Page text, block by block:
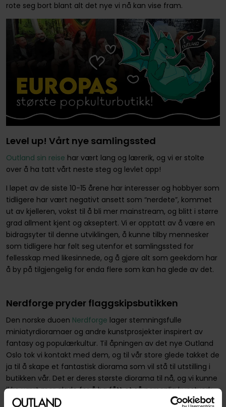
rote seg bort blant alt det nye vi nå kan vise fram.
Level up! Vårt nye samlingssted
Outland sin reise har vært lang og lærerik, og vi er stolte
over å ha tatt vårt neste steg og levlet opp!
I løpet av de siste 10-15 årene har interesser og hobbyer som
tidligere har vært negativt ansett som “nerdete”, kommet
ut av kjelleren, vokst til å bli mer mainstream, og blitt i større
grad allment kjent og akseptert. Vi er opptatt av å være en
bidragsyter til denne utviklingen, å kunne tilby mennesker
som tidligere har følt seg utenfor et samlingssted for
fellesskap med likesinnede, og å gjøre alt som geekdom har
å by på tilgjengelig for enda flere som kan ha glede av det.
Nerdforge pryder flaggskipsbutikken
Den norske duoen Nerdforge lager stemningsfulle
miniatyrdioramaer og andre kunstprosjekter inspirert av
fantasy og populærkultur. Til åpningen av det nye Outland
Oslo tok vi kontakt med dem, og til vår store glede takket de
ja til å skape et fantastisk diorama som vil stå til utstilling i
butikken vår. Det er deres største diorama til nå, og vi kunne
ikke vært mer glade for å ha fått et så personlig kunstverk
som representerer Outland.